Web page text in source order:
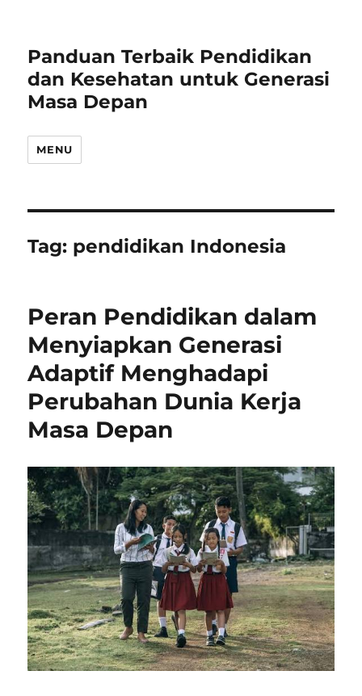
Panduan Terbaik Pendidikan
dan Kesehatan untuk Generasi
Masa Depan
MENU
Tag: pendidikan Indonesia
Peran Pendidikan dalam
Menyiapkan Generasi
Adaptif Menghadapi
Perubahan Dunia Kerja
Masa Depan